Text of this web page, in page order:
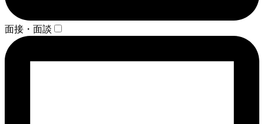
面接・面談